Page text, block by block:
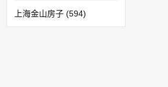
上海金山房子 (594)